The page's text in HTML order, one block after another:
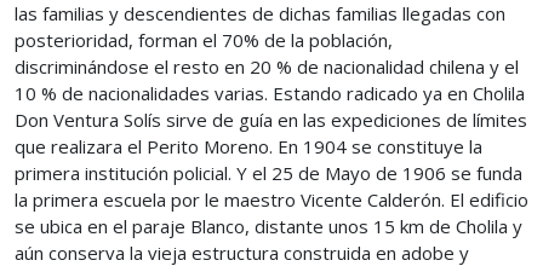
las familias y descendientes de dichas familias llegadas con
posterioridad, forman el 70% de la población,
discriminándose el resto en 20 % de nacionalidad chilena y el
10 % de nacionalidades varias. Estando radicado ya en Cholila
Don Ventura Solís sirve de guía en las expediciones de límites
que realizara el Perito Moreno. En 1904 se constituye la
primera institución policial. Y el 25 de Mayo de 1906 se funda
la primera escuela por le maestro Vicente Calderón. El edificio
se ubica en el paraje Blanco, distante unos 15 km de Cholila y
aún conserva la vieja estructura construida en adobe y